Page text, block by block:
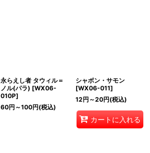
永らえし者 タウィル＝
ノル(パラ) [WX06-
010P]
60円 ～100円(税込)
シャボン・サモン
[WX06-011]
12円 ～20円(税込)
カートに入れる